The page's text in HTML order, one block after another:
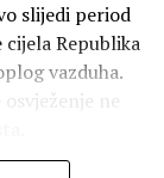
slijedi period
Republika
vazduha.
ne